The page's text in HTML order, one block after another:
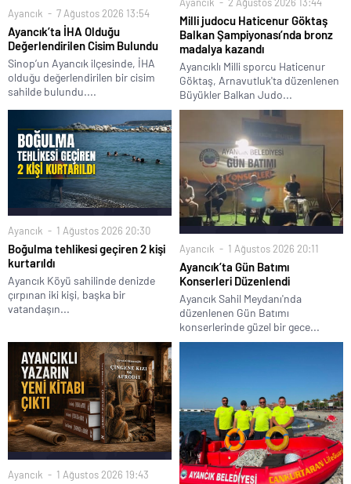
Ayancık 7 Ağustos 2026 13:54
Ayancık’ta İHA Olduğu
Değerlendirilen Cisim Bulundu
Sinop’un Ayancık ilçesinde, İHA
olduğu değerlendirilen bir cisim
sahilde bulundu....
Milli judocu Haticenur Göktaş
Balkan Şampiyonası’nda bronz
madalya kazandı
Ayancıklı Milli sporcu Haticenur
Göktaş, Arnavutluk'ta düzenlenen
Büyükler Balkan Judo...
Ayancık 1 Ağustos 2026 20:30
Boğulma tehlikesi geçiren 2 kişi
kurtarıldı
Ayancık Köyü sahilinde denizde
çırpınan iki kişi, başka bir
vatandaşın...
Ayancık 1 Ağustos 2026 20:11
Ayancık’ta Gün Batımı
Konserleri Düzenlendi
Ayancık Sahil Meydanı'nda
düzenlenen Gün Batımı
konserlerinde güzel bir gece...
Ayancık 1 Ağustos 2026 19:43